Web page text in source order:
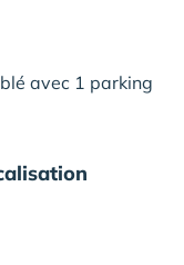
avec 1 parking